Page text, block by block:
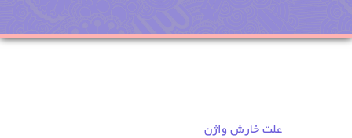
علت خارش واژن